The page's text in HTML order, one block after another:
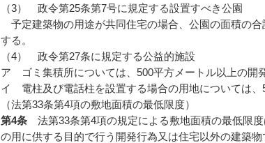
（3） 政令第25条第7号に規定する設置すべき公園
予定建築物の用途が共同住宅の場合、公園の面積の
する。
（4） 政令第27条に規定する公益的施設
ア ゴミ集積所については、500平方メートル以上の開
イ 電柱及び電話柱を設置する場合の用地については、
（法第33条第4項の敷地面積の最低限度）
第4条 法第33条第4項の規定による敷地面積の最低限
の用に供する目的で行う開発行為又は住宅以外の建築